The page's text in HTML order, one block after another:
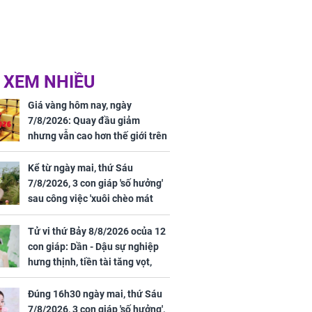
NHIỀU
Giá vàng hôm nay, ngày
7/8/2026: Quay đầu giảm
nhưng vẫn cao hơn thế giới trên
7 triệu đồng
Kể từ ngày mai, thứ Sáu
7/8/2026, 3 con giáp 'số hưởng'
sau công việc 'xuôi chèo mát
mái', tiền tài 'thu về như nước',
tình duyên viên mãn
Tử vi thứ Bảy 8/8/2026 ocủa 12
con giáp: Dần - Dậu sự nghiệp
hưng thịnh, tiền tài tăng vọt,
Mão - Thân công việc bất trắc,
tiền mất tật mang
Đúng 16h30 ngày mai, thứ Sáu
7/8/2026, 3 con giáp 'số hưởng',